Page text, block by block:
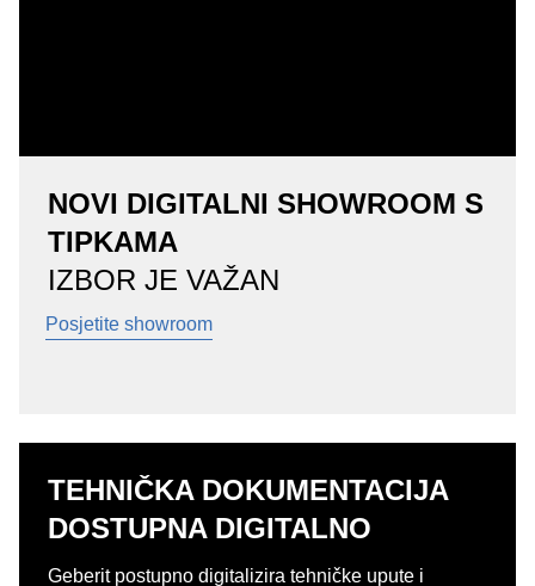
NOVI DIGITALNI SHOWROOM S
TIPKAMA
IZBOR JE VAŽAN
Posjetite showroom
TEHNIČKA DOKUMENTACIJA
DOSTUPNA DIGITALNO
Geberit postupno digitalizira tehničke upute i